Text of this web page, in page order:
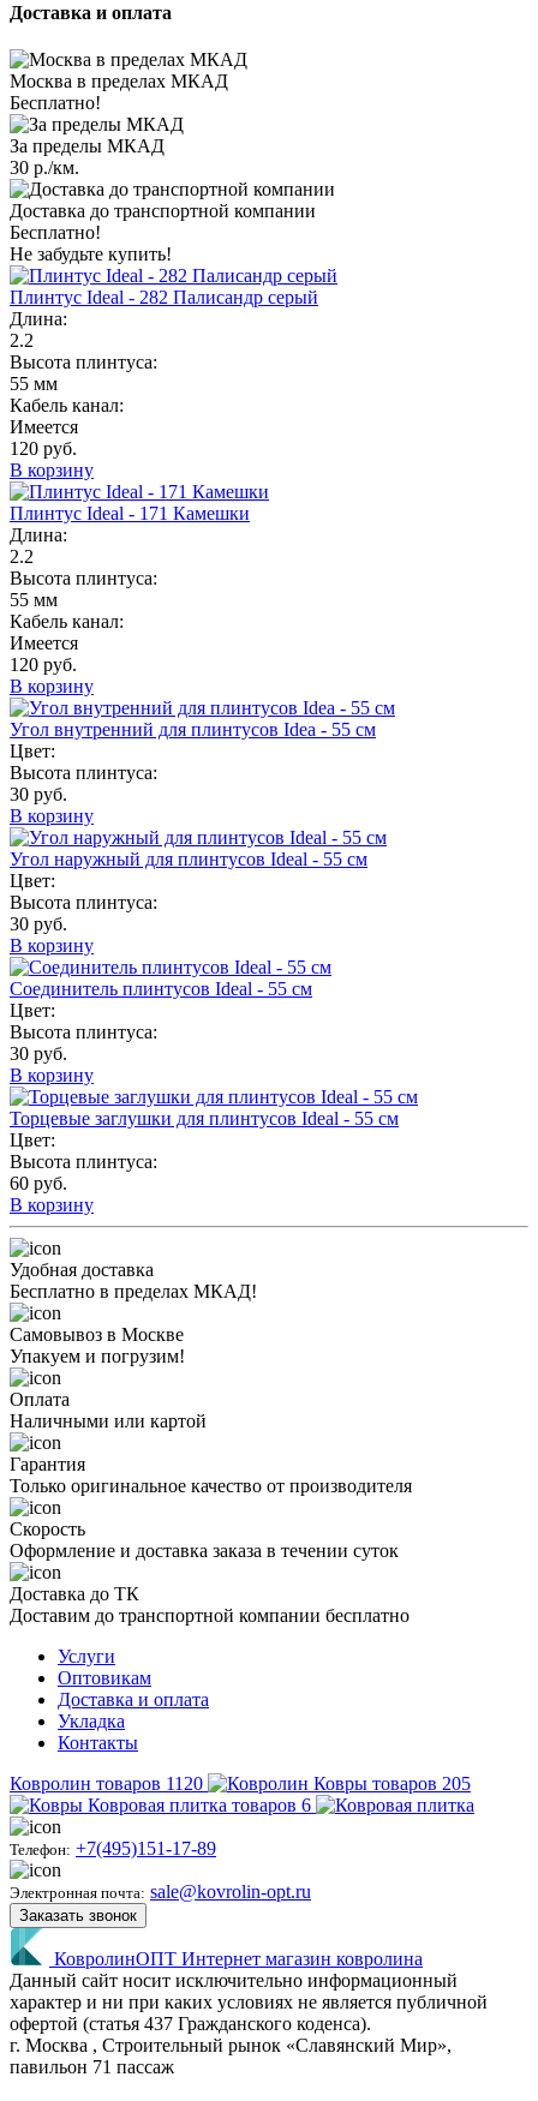
Доставка и оплата
Москва в пределах МКАД
Бесплатно!
За пределы МКАД
30 р./км.
Доставка до транспортной компании
Бесплатно!
Не забудьте купить!
Плинтус Ideal - 282 Палисандр серый
Длина:
2.2
Высота плинтуса:
55 мм
Кабель канал:
Имеется
120 руб.
В корзину
Плинтус Ideal - 171 Камешки
Длина:
2.2
Высота плинтуса:
55 мм
Кабель канал:
Имеется
120 руб.
В корзину
Угол внутренний для плинтусов Idea - 55 см
Цвет:
Высота плинтуса:
30 руб.
В корзину
Угол наружный для плинтусов Ideal - 55 см
Цвет:
Высота плинтуса:
30 руб.
В корзину
Соединитель плинтусов Ideal - 55 см
Цвет:
Высота плинтуса:
30 руб.
В корзину
Торцевые заглушки для плинтусов Ideal - 55 см
Цвет:
Высота плинтуса:
60 руб.
В корзину
Удобная доставка
Бесплатно в пределах МКАД!
Самовывоз в Москве
Упакуем и погрузим!
Оплата
Наличными или картой
Гарантия
Только оригинальное качество от производителя
Скорость
Оформление и доставка заказа в течении суток
Доставка до ТК
Доставим до транспортной компании бесплатно
Услуги
Оптовикам
Доставка и оплата
Укладка
Контакты
Ковролин товаров 1120 Ковры товаров 205
Ковровая плитка товаров 6
Телефон: +7(495)151-17-89
Электронная почта: sale@kovrolin-opt.ru
Заказать звонок
КовролинОПТ Интернет магазин ковролина
Данный сайт носит исключительно информационный
характер и ни при каких условиях не является публичной
офертой (статья 437 Гражданского коденса).
г. Москва , Строительный рынок «Славянский Мир»,
павильон 71 пассаж